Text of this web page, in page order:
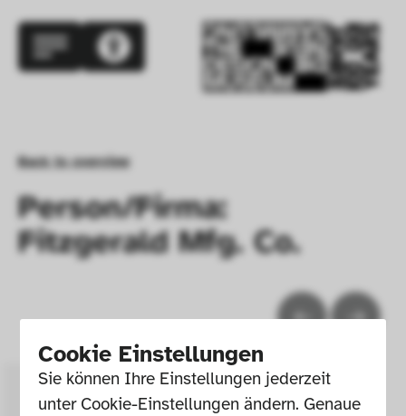
Cookie Einstellungen
Sie können Ihre Einstellungen jederzeit
unter Cookie-Einstellungen ändern. Genaue
Back to overview
Person/Firma:
Fitzgerald Mfg. Co.